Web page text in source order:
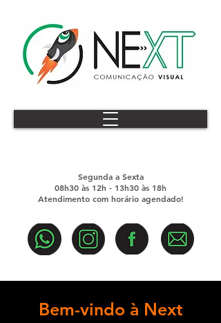
Segunda a Sexta​
08h30 às 12h - 13h30 às 18h
Atendimento com horário agendado!
Bem-vindo à Next